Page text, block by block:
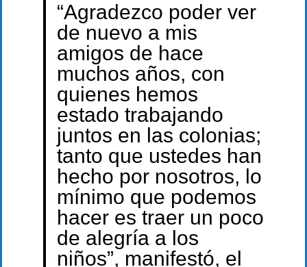
“Agradezco poder ver
de nuevo a mis
amigos de hace
muchos años, con
quienes hemos
estado trabajando
juntos en las colonias;
tanto que ustedes han
hecho por nosotros, lo
mínimo que podemos
hacer es traer un poco
de alegría a los
niños”, manifestó, el